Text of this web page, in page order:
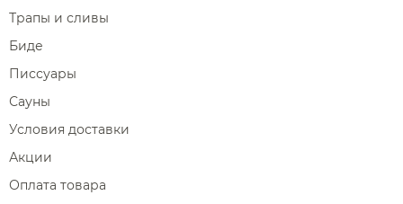
Трапы и сливы
Биде
Писсуары
Сауны
Условия доставки
Акции
Оплата товара